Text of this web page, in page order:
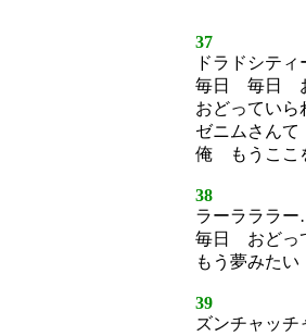
37
ドラドシテ
毎日 毎日
おどっていら
ゼニムさん
俺 もうここ
38
ラーラララ
毎日 おどっ
もう夢みた
39
ズンチャッ